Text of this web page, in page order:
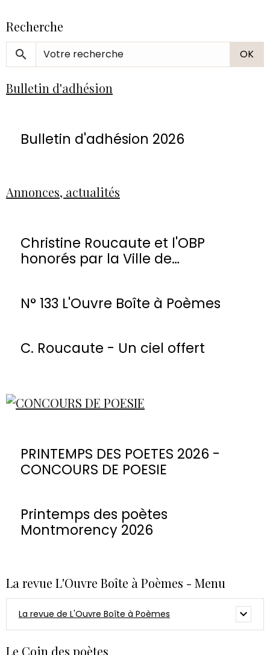
Recherche
OK
Bulletin d'adhésion
Bulletin d'adhésion 2026
Annonces, actualités
Christine Roucaute et l'OBP
honorés par la Ville de
N° 133 L'Ouvre Boîte à Poèmes
C. Roucaute - Un ciel offert
PRINTEMPS DES POETES 2026 -
CONCOURS DE POESIE
Printemps des poètes
Montmorency 2026
La revue L'Ouvre Boîte à Poèmes - Menu
La revue de L'Ouvre Boîte à Poèmes
Le Coin des poètes